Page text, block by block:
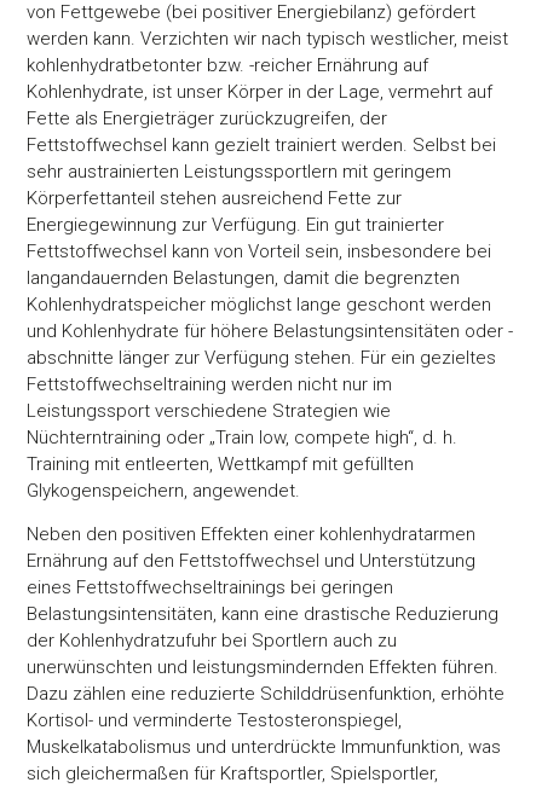
von Fettgewebe (bei positiver Energiebilanz) gefördert
werden kann. Verzichten wir nach typisch westlicher, meist
kohlenhydratbetonter bzw. -reicher Ernährung auf
Kohlenhydrate, ist unser Körper in der Lage, vermehrt auf
Fette als Energieträger zurückzugreifen, der
Fettstoffwechsel kann gezielt trainiert werden. Selbst bei
sehr austrainierten Leistungssportlern mit geringem
Körperfettanteil stehen ausreichend Fette zur
Energiegewinnung zur Verfügung. Ein gut trainierter
Fettstoffwechsel kann von Vorteil sein, insbesondere bei
langandauernden Belastungen, damit die begrenzten
Kohlenhydratspeicher möglichst lange geschont werden
und Kohlenhydrate für höhere Belastungsintensitäten oder -
abschnitte länger zur Verfügung stehen. Für ein gezieltes
Fettstoffwechseltraining werden nicht nur im
Leistungssport verschiedene Strategien wie
Nüchterntraining oder „Train low, compete high“, d. h.
Training mit entleerten, Wettkampf mit gefüllten
Glykogenspeichern, angewendet.
Neben den positiven Effekten einer kohlenhydratarmen
Ernährung auf den Fettstoffwechsel und Unterstützung
eines Fettstoffwechseltrainings bei geringen
Belastungsintensitäten, kann eine drastische Reduzierung
der Kohlenhydratzufuhr bei Sportlern auch zu
unerwünschten und leistungsmindernden Effekten führen.
Dazu zählen eine reduzierte Schilddrüsenfunktion, erhöhte
Kortisol- und verminderte Testosteronspiegel,
Muskelkatabolismus und unterdrückte Immunfunktion, was
sich gleichermaßen für Kraftsportler, Spielsportler,